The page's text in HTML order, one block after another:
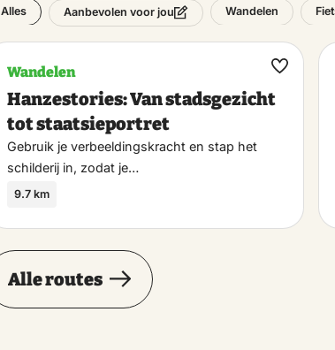
Alles Aanbevolen voor jou Wandelen
Wandelen
Hanzestories: Van stadsgezicht
tot staatsieportret
Gebruik je verbeeldingskracht en stap het
schilderij in, zodat je…
9.7 km
Maak
Alle routes